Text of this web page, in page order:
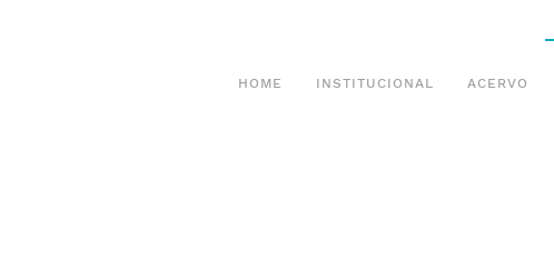
HOME INSTITUCIONAL ACERVO